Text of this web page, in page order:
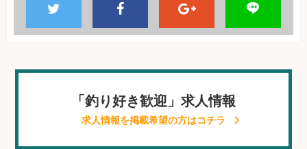
「釣り好き歓迎」求人情報
求人情報を掲載希望の方はコチラ